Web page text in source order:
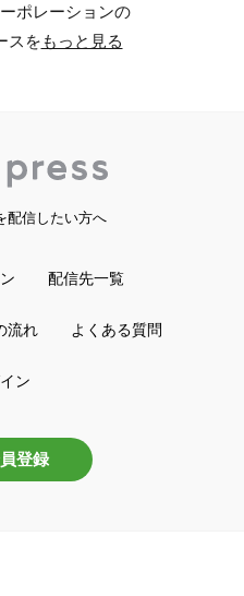
ポレーションの
スをもっと見る
配信したい方へ
配信先一覧
流れ よくある質問
ン
登録